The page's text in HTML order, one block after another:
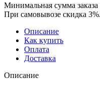
Минимальная сумма заказа
При самовывозе скидка 3%.
Описание
Как купить
Оплата
Доставка
Описание